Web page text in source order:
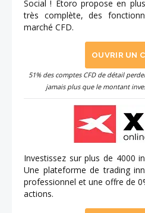
Social ! Etoro propose en
très complète, des
marché CFD.
OUVRIR UN
51% des comptes CFD de détail
jamais plus que le montant
Investissez sur plus de 4000
Une plateforme de trading
professionnel et une offre de
actions.